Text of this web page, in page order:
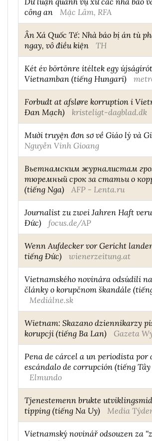
công an
Mặc Lâm, RFA
Ân Xá Quốc Tế: Nhà báo bị án tù
ngay, vô điều kiện
TH
Két év börtönre ítéltek egy újságírót
Vietnamban (tiếng Hungari)
Forbudt at afsløre korruption i
Đan Mạch)
kristeligt-dagblad.dk
Mười truyện đơn sơ về Giáo lý và
Nguyễn Vinh Gioang
Вьетнамским журналистам
тюремный срок за статьи о
(tiếng Nga)
AFP - Lenta.ru
Journalist zu zwei Jahren Haft
Đức)
focus.de/AP
Wenn Aufdecker vor Gericht
tiếng Đức)
wienerzeitung.at
Vietnamského novinára odsúdili
články o korupčnom škandále
Mediálne.sk
Wietnam: Skazano dziennikarzy
korupcji (tiếng Ba Lan)
Gazeta
Pena de cárcel a un periodista por
escándalo de corrupción (tiếng
Elmundo
Tjenestemenn brukte
tipping (tiếng Na Uy)
Media
Vietnamský novinář odsouzen za